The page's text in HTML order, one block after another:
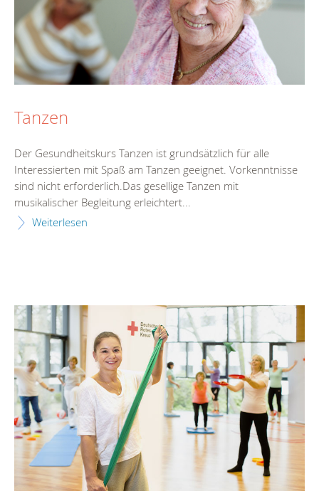
Tanzen
Der Gesundheitskurs Tanzen ist grundsätzlich für alle
Interessierten mit Spaß am Tanzen geeignet. Vorkenntnisse
sind nicht erforderlich.Das gesellige Tanzen mit
musikalischer Begleitung erleichtert...
Weiterlesen